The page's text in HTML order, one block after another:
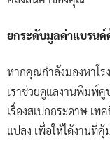
ยกระดับมูลค่าแบรน
หากคุณกำลังมองหาโร
เราช่วยดูแลงานพิมพ์
เรื่องสเปกกระดาษ เ
แปลง เพื่อให้ได้งานที่